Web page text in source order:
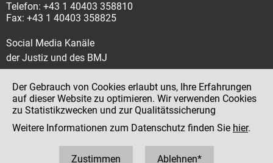
Telefon: +43 1 40403 358810
Fax: +43 1 40403 358825
Social Media Kanäle
der Justiz und des BMJ
Impressum
Datenschutz
Der Gebrauch von Cookies erlaubt uns, Ihre Erfahrungen
auf dieser Website zu optimieren. Wir verwenden Cookies
zu Statistikzwecken und zur Qualitätssicherung
Weitere Informationen zum Datenschutz finden Sie hier.
Zustimmen Ablehnen*